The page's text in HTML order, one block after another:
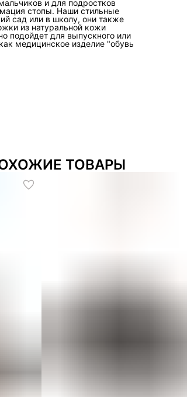
и для подростков
стопы. Наши стильные
сад или в школу, они также
из натуральной кожи
подойдет для выпускного или
медицинское изделие "обувь
ТОВАРЫ